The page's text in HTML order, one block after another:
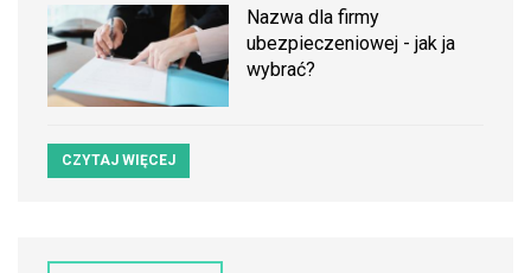
Nazwa dla firmy
ubezpieczeniowej - jak ja
wybrać?
CZYTAJ WIĘCEJ